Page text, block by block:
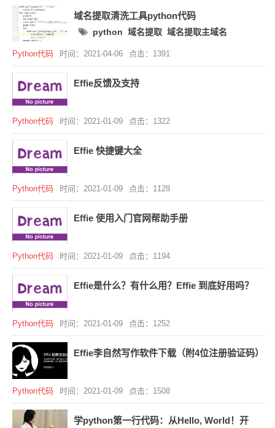
域名提取清洗工具python代码
python 域名提取 域名提取主域名
Python代码 时间：2021-04-06 点击：1391
Effie反馈及支持
Python代码 时间：2021-01-09 点击：1322
Effie 快捷键大全
Python代码 时间：2021-01-09 点击：1128
Effie 使用入门官网帮助手册
Python代码 时间：2021-01-09 点击：1194
Effie是什么？有什么用？Effie 到底好用吗？
Python代码 时间：2021-01-09 点击：1252
Effie李自然写作软件下载（附4位注册验证码）
Python代码 时间：2021-01-09 点击：1508
学python第一行代码：从Hello, World！开